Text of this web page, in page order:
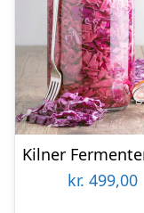
kr. 499,00